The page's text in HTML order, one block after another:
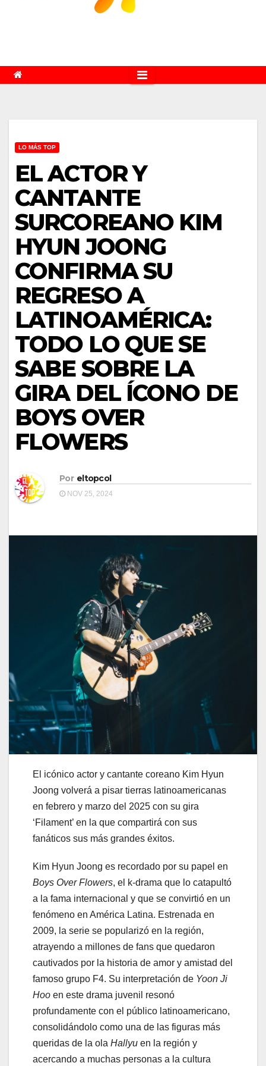
LO MÁS TOP
EL ACTOR Y
CANTANTE
SURCOREANO KIM
HYUN JOONG
CONFIRMA SU
REGRESO A
LATINOAMÉRICA:
TODO LO QUE SE
SABE SOBRE LA
GIRA DEL ÍCONO DE
BOYS OVER
FLOWERS
Por eltopcol
NOV 25, 2024
El icónico actor y cantante coreano Kim Hyun
Joong volverá a pisar tierras latinoamericanas
en febrero y marzo del 2025 con su gira
‘Filament’ en la que compartirá con sus
fanáticos sus más grandes éxitos.
Kim Hyun Joong es recordado por su papel en
Boys Over Flowers, el k-drama que lo catapultó
a la fama internacional y que se convirtió en un
fenómeno en América Latina. Estrenada en
2009, la serie se popularizó en la región,
atrayendo a millones de fans que quedaron
cautivados por la historia de amor y amistad del
famoso grupo F4. Su interpretación de Yoon Ji
Hoo en este drama juvenil resonó
profundamente con el público latinoamericano,
consolidándolo como una de las figuras más
queridas de la ola Hallyu en la región y
acercando a muchas personas a la cultura